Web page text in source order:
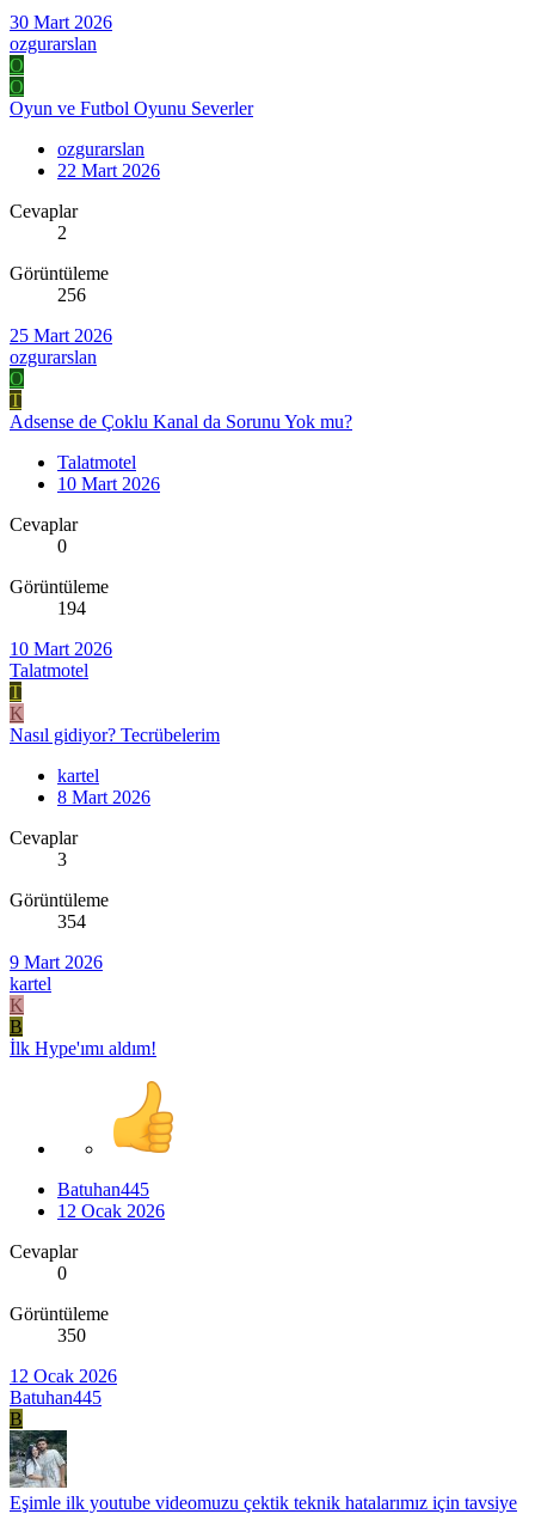
30 Mart 2026
ozgurarslan
O
O
Oyun ve Futbol Oyunu Severler
ozgurarslan
22 Mart 2026
Cevaplar
2
Görüntüleme
256
25 Mart 2026
ozgurarslan
O
T
Adsense de Çoklu Kanal da Sorunu Yok mu?
Talatmotel
10 Mart 2026
Cevaplar
0
Görüntüleme
194
10 Mart 2026
Talatmotel
T
K
Nasıl gidiyor? Tecrübelerim
kartel
8 Mart 2026
Cevaplar
3
Görüntüleme
354
9 Mart 2026
kartel
K
B
İlk Hype'ımı aldım!
Batuhan445
12 Ocak 2026
Cevaplar
0
Görüntüleme
350
12 Ocak 2026
Batuhan445
B
Eşimle ilk youtube videomuzu çektik teknik hatalarımız için tavsiye